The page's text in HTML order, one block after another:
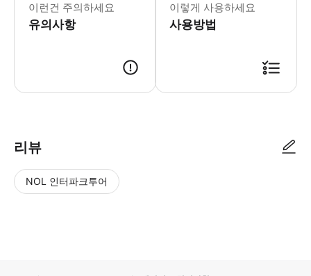
이런건 주의하세요
유의사항
이렇게 사용하세요
사용방법
리뷰
NOL 인터파크투어